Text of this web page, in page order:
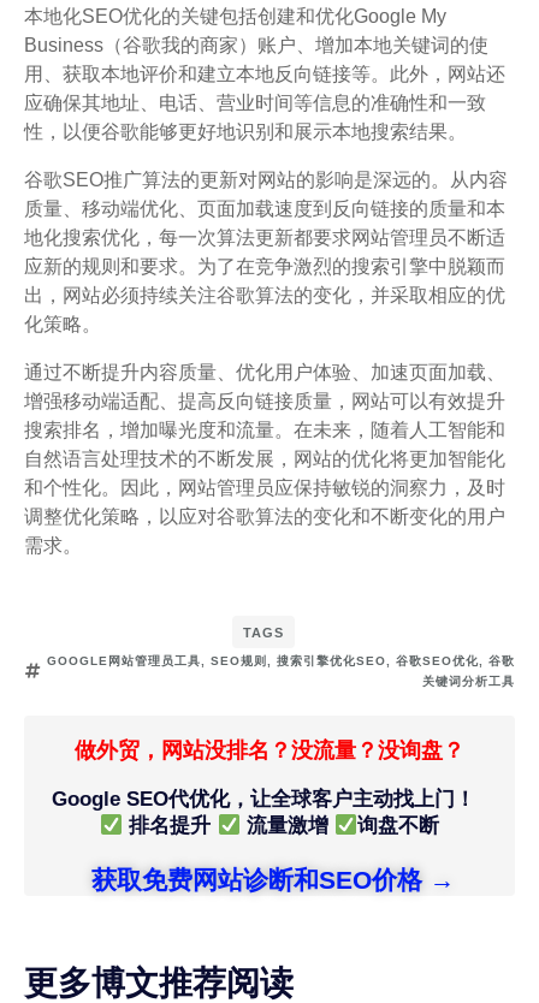
本地化SEO优化的关键包括创建和优化Google My
Business（谷歌我的商家）账户、增加本地关键词的使
用、获取本地评价和建立本地反向链接等。此外，网站还
应确保其地址、电话、营业时间等信息的准确性和一致
性，以便谷歌能够更好地识别和展示本地搜索结果。
谷歌SEO推广算法的更新对网站的影响是深远的。从内容
质量、移动端优化、页面加载速度到反向链接的质量和本
地化搜索优化，每一次算法更新都要求网站管理员不断适
应新的规则和要求。为了在竞争激烈的搜索引擎中脱颖而
出，网站必须持续关注谷歌算法的变化，并采取相应的优
化策略。
通过不断提升内容质量、优化用户体验、加速页面加载、
增强移动端适配、提高反向链接质量，网站可以有效提升
搜索排名，增加曝光度和流量。在未来，随着人工智能和
自然语言处理技术的不断发展，网站的优化将更加智能化
和个性化。因此，网站管理员应保持敏锐的洞察力，及时
调整优化策略，以应对谷歌算法的变化和不断变化的用户
需求。
TAGS
GOOGLE网站管理员工具 SEO规则 搜索引擎优化SEO 谷歌SEO优化
谷歌
关键词分析工具
做外贸，网站没排名？没流量？没询盘？
Google SEO代优化，让全球客户主动找上门！
排名提升
流量激增 询盘不断
获取免费网站诊断和SEO价格 →
更多博文推荐阅读